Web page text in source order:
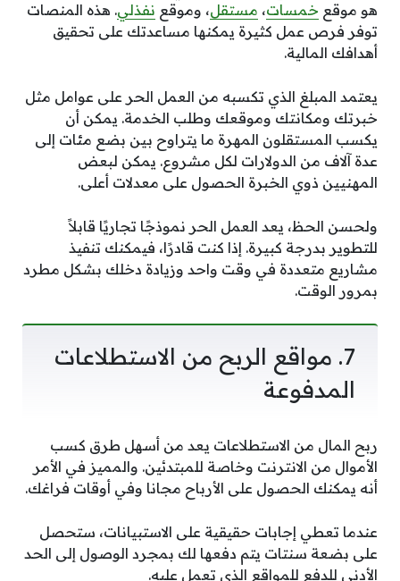
هو موقع خمسات، مستقل، وموقع نفذلي. هذه المنصات
توفر فرص عمل كثيرة يمكنها مساعدتك على تحقيق
أهدافك المالية.
يعتمد المبلغ الذي تكسبه من العمل الحر على عوامل مثل
خبرتك ومكانتك وموقعك وطلب الخدمة. يمكن أن
يكسب المستقلون المهرة ما يتراوح بين بضع مئات إلى
عدة آلاف من الدولارات لكل مشروع. يمكن لبعض
المهنيين ذوي الخبرة الحصول على معدلات أعلى.
ولحسن الحظ، يعد العمل الحر نموذجًا تجاريًا قابلاً
للتطوير بدرجة كبيرة. إذا كنت قادرًا، فيمكنك تنفيذ
مشاريع متعددة في وقت واحد وزيادة دخلك بشكل مطرد
بمرور الوقت.
7. مواقع الربح من الاستطلاعات
المدفوعة
ربح المال من الاستطلاعات يعد من أسهل طرق كسب
الأموال من الانترنت وخاصة للمبتدئين. والمميز في الأمر
أنه يمكنك الحصول على الأرباح مجانا وفي أوقات فراغك.
عندما تعطي إجابات حقيقية على الاستبيانات، ستحصل
على بضعة سنتات يتم دفعها لك بمجرد الوصول إلى الحد
الأدنى للدفع للمواقع الذي تعمل عليه.